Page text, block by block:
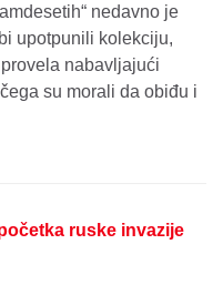
nedavno je
upotpunili kolekciju,
nabavljajući
su morali da obiđu i
ruske invazije